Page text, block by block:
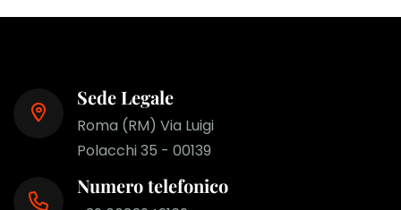
Sede Legale
Roma (RM) Via Luigi
Polacchi 35 - 00139
Numero telefonico